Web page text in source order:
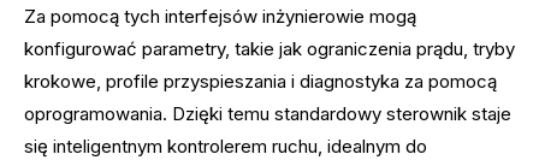
Za pomocą tych interfejsów inżynierowie mogą
konfigurować parametry, takie jak ograniczenia prądu, tryby
krokowe, profile przyspieszania i diagnostyka za pomocą
oprogramowania. Dzięki temu standardowy sterownik staje
się inteligentnym kontrolerem ruchu, idealnym do